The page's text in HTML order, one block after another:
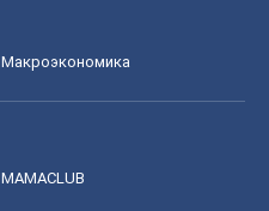
Mакроэкономика
MAMACLUB